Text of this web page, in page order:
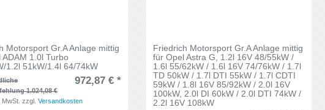
Motorsport Gr.A Anlage mittig
ADAM 1.0l Turbo
1.2l 51kW/1.4l 64/74kW
1.024,08 €
972,87 € *
zzgl.Versandkosten
Friedrich Motorsport Gr.A Anlage mittig
für Opel Astra G, 1.2l 16V 48/55kW /
1.6l 55/62kW / 1.6l 16V 74/76kW / 1.7l
TD 50kW / 1.7l DTI 55kW / 1.7l CDTI
59kW / 1.8l 16V 85/92kW / 2.0l 16V
100kW, 2.0l DI 60kW / 2.0l DTI 74kW /
2.2l 16V 108kW